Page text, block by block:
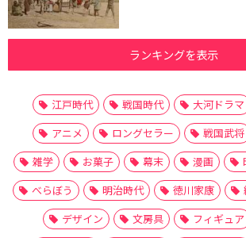
ランキングを表示
江戸時代 戦国時代 大河ドラマ
アニメ
ロングセラー 戦国武将
雑学
お菓子 幕末 漫画
べらぼう
明治時代 徳川家康
デザイン
文房具 フィギュア